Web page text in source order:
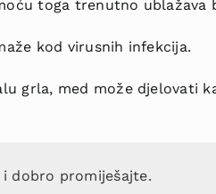
toga trenutno ublažava
kod virusnih infekcija.
grla, med može djelovati
dobro promiješajte.